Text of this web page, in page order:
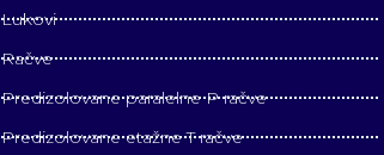
Lukovi
Račve
Predizolovane paralelne P račve
Predizolovane etažne T račve